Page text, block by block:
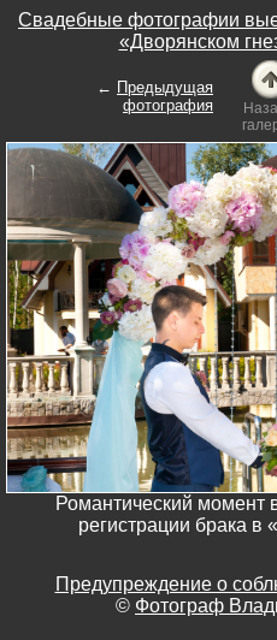
Свадебные фотографии
«Дворянском
← Предыдущая
фотография
Романтический момент
регистрации брака в
Предупреждение о
© Фотограф